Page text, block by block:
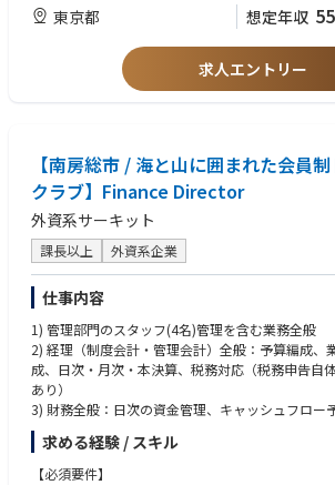
東京都 想定年収
求人エントリー
【南房総市 / 海と山に囲まれた会員
クラブ】Finance Director
外資系サーキット
課長以上 外資系企業
仕事内容
1) 管理部門のスタッフ(4名)管理を含む業務全般
2) 経理（制度会計・管理会計）全般：予算編成、
成、日次・月次・本決算、税務対応（税務申告自
あり）
3) 財務全般：日次の資金管理、キャッシュフロー
4) 各種契約管理、官公庁対応など総務法務管理、
5) クラブ会員組織の事務局運営管理
6) 上記にかかるIT等の更なる活用を通じた業務効
求める経験 / スキル
【必須要件】